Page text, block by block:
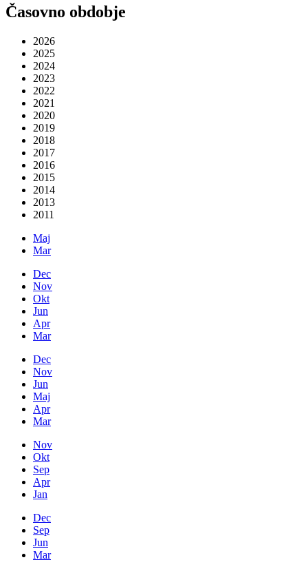
Časovno obdobje
2026
2025
2024
2023
2022
2021
2020
2019
2018
2017
2016
2015
2014
2013
2011
Maj
Mar
Dec
Nov
Okt
Jun
Apr
Mar
Dec
Nov
Jun
Maj
Apr
Mar
Nov
Okt
Sep
Apr
Jan
Dec
Sep
Jun
Mar